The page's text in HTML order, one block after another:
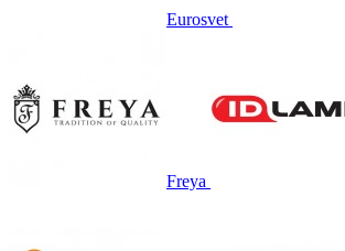
Eurosvet
Freya